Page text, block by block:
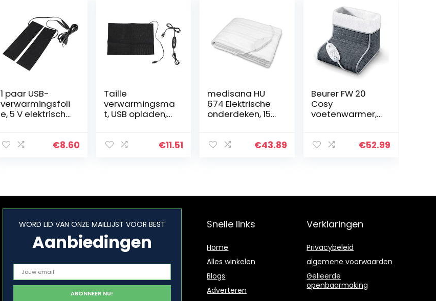
1 paar USB-
verwarmingsfoli
e, 5 V elektrische
verwarmingspa
€8.60
Taille
verwarmingsma
t, USB opladen,
zwarte stoffen
€11.51
medisana HU
674 Elektrische
onderdeken, 150
uitschakeling,
€43.89
Beurer FW 20
Cosy
voetenwarmer,
met 3
e…
€52.99
WORD LID VAN ONZE MAILLIJST VOOR BEST
Aanbiedingen
Snelle links
Home
Alles winkelen
Blogs
Adverteren
Verklaringen
Privacybeleid
algemene voorwaarden
Gelieerde
openbaarmaking